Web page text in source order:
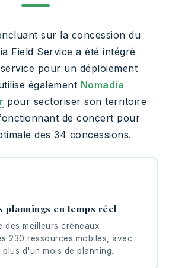
sur la concession du
Field Service a été intégré
pour un déploiement
également Nomadia
pour sectoriser son territoire
de concert pour
des 34 concessions.
plannings en temps réel
des meilleurs créneaux
230 ressources mobiles, avec
d'un mois de planning.